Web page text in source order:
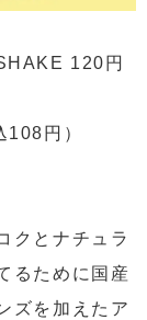
120円
円）
クとナチュラ
るために国産
ズを加えたア